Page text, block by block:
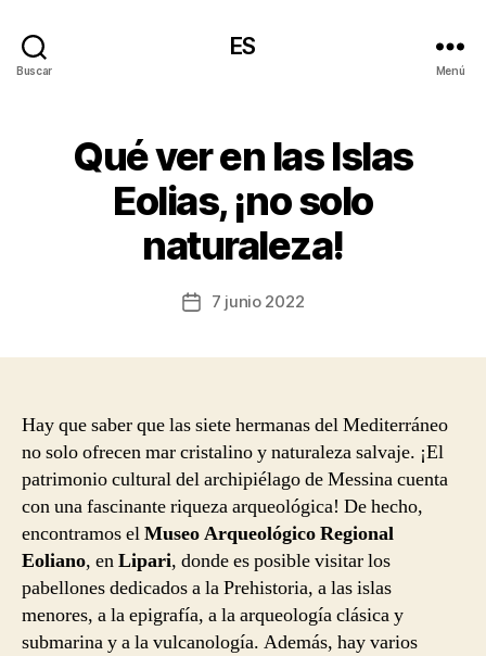
Buscar
ES
Menú
Qué ver en las Islas
Eolias, ¡no solo
naturaleza!
Fecha7 junio 2022
Hay que saber que las siete hermanas del Mediterráneo
no solo ofrecen mar cristalino y naturaleza salvaje. ¡El
patrimonio cultural del archipiélago de Messina cuenta
con una fascinante riqueza arqueológica! De hecho,
encontramos elMuseo Arqueológico Regional
Eoliano, enLipari, donde es posible visitar los
pabellones dedicados a la Prehistoria, a las islas
menores, a la epigrafía, a la arqueología clásica y
submarina y a la vulcanología. Además, hay varios